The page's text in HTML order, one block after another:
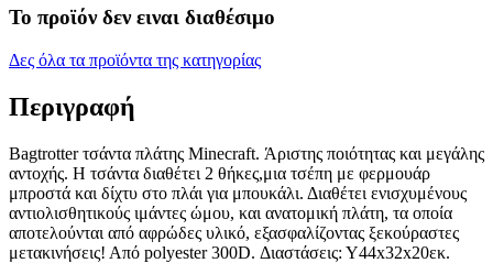
Το προϊόν δεν ειναι διαθέσιμο
Δες όλα τα προϊόντα της κατηγορίας
Περιγραφή
Βagtrotter τσάντα πλάτης Minecraft. Άριστης ποιότητας και μεγάλης
αντοχής. Η τσάντα διαθέτει 2 θήκες,μια τσέπη με φερμουάρ
μπροστά και δίχτυ στο πλάι για μπουκάλι. Διαθέτει ενισχυμένους
αντιολισθητικούς ιμάντες ώμου, και ανατομική πλάτη, τα οποία
αποτελούνται από αφρώδες υλικό, εξασφαλίζοντας ξεκούραστες
μετακινήσεις! Από polyester 300D. Διαστάσεις: Υ44x32x20εκ.